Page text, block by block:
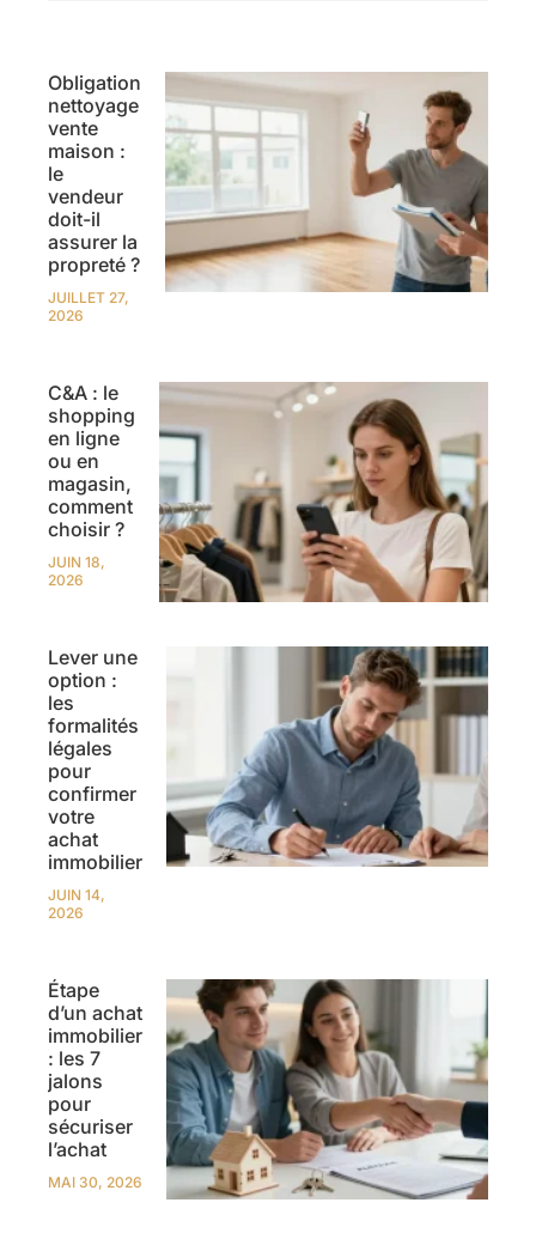
Obligation
nettoyage
vente
maison :
le
vendeur
doit-il
assurer la
propreté ?
JUILLET 27,
2026
C&A : le
shopping
en ligne
ou en
magasin,
comment
choisir ?
JUIN 18,
2026
Lever une
option :
les
formalités
légales
pour
confirmer
votre
achat
immobilier
JUIN 14,
2026
Étape
d’un achat
immobilier
: les 7
jalons
pour
sécuriser
l’achat
MAI 30, 2026